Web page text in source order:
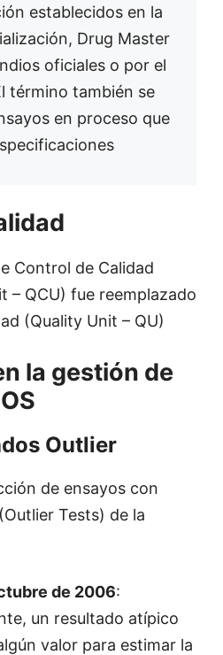
establecidos en la
Drug Master
oficiales o por el
término también se
en proceso que
Control de Calidad
– QCU) fue reemplazado
(Quality Unit – QU)
la gestión de
Outlier
de ensayos con
Tests) de la
de 2006:
un resultado atípico
valor para estimar la